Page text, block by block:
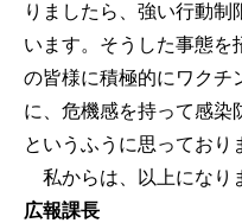
りましたら、強い行動制
います。そうした事態を
の皆様に積極的にワクチ
に、危機感を持って感染
というふうに思っており
私からは、以上になり
広報課長